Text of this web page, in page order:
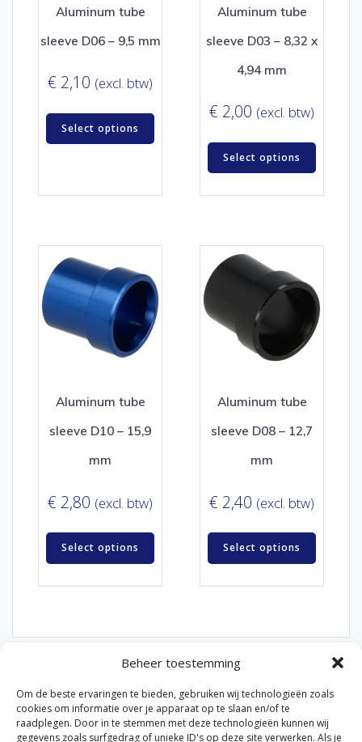
Beheer toestemming
Om de beste ervaringen te bieden, gebruiken wij technologieën zoals
cookies om informatie over je apparaat op te slaan en/of te
raadplegen. Door in te stemmen met deze technologieën kunnen wij
gegevens zoals surfgedrag of unieke ID's op deze site verwerken. Als je
Aluminum tube
sleeve D06 – 9,5 mm
€ 2,10 (excl. btw)
Select options
Aluminum tube
sleeve D03 – 8,32 x
4,94 mm
€ 2,00 (excl. btw)
Select options
Aluminum tube
sleeve D10 – 15,9
mm
€ 2,80 (excl. btw)
Select options
Aluminum tube
sleeve D08 – 12,7
mm
€ 2,40 (excl. btw)
Select options